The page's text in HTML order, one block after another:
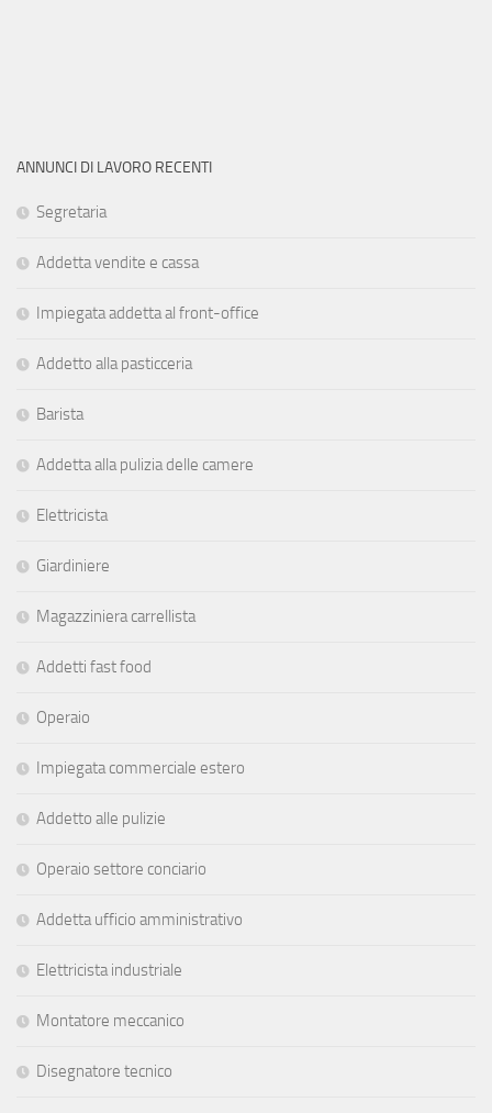
ANNUNCI DI LAVORO RECENTI
Segretaria
Addetta vendite e cassa
Impiegata addetta al front-office
Addetto alla pasticceria
Barista
Addetta alla pulizia delle camere
Elettricista
Giardiniere
Magazziniera carrellista
Addetti fast food
Operaio
Impiegata commerciale estero
Addetto alle pulizie
Operaio settore conciario
Addetta ufficio amministrativo
Elettricista industriale
Montatore meccanico
Disegnatore tecnico